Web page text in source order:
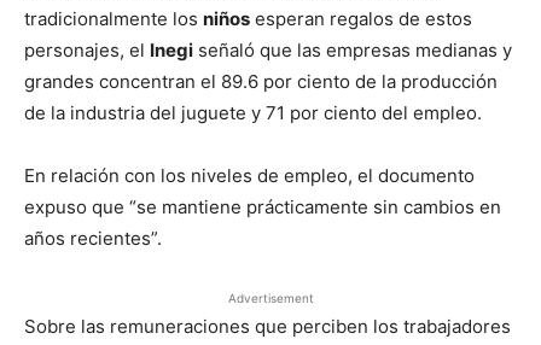
tradicionalmente los niños esperan regalos de estos
personajes, el Inegi señaló que las empresas medianas y
grandes concentran el 89.6 por ciento de la producción
de la industria del juguete y 71 por ciento del empleo.
En relación con los niveles de empleo, el documento
expuso que “se mantiene prácticamente sin cambios en
años recientes”.
Advertisement
Sobre las remuneraciones que perciben los trabajadores